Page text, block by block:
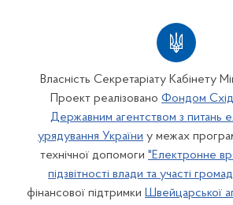
Власність Секретаріату Кабінету
Проект реалізовано Фондом
Державним агентством з питань
урядування України у межах
технічної допомоги "Електронне
підзвітності влади та участі
фінансової підтримки Швейцарської